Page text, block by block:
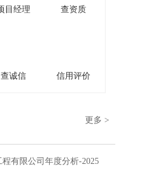
目经理 查资质
查诚信 信用评价
更多 >
有限公司年度分析-2025